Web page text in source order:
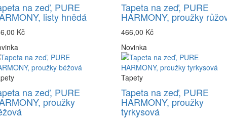
na zeď, PURE
listy hnědá
Kč
Tapeta na zeď, PURE
HARMONY, proužky
466,00 Kč
na zeď, PURE
proužky
Novinka
Tapety
Tapeta na zeď, PURE
HARMONY, proužky
tyrkysová